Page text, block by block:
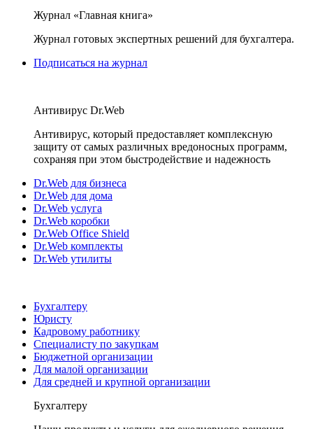
Журнал «Главная книга»
Журнал готовых экспертных решений для бухгалтера.
Подписаться на журнал
Антивирус Dr.Web
Антивирус, который предоставляет комплексную
защиту от самых различных вредоносных программ,
сохраняя при этом быстродействие и надежность
Dr.Web для бизнеса
Dr.Web для дома
Dr.Web услуга
Dr.Web коробки
Dr.Web Office Shield
Dr.Web комплекты
Dr.Web утилиты
Бухгалтеру
Юристу
Кадровому работнику
Специалисту по закупкам
Бюджетной организации
Для малой организации
Для средней и крупной организации
Бухгалтеру